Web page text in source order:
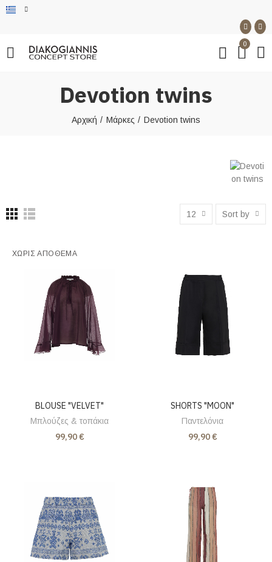
0
Devotion twins
Αρχική Μάρκες Devotion twins
12 Sort by
ΧΩΡΊΣ ΑΠΌΘΕΜΑ
BLOUSE "VELVET"
Μπλούζες & τοπάκια
99,90 €
SHORTS "MOON"
Παντελόνια
99,90 €